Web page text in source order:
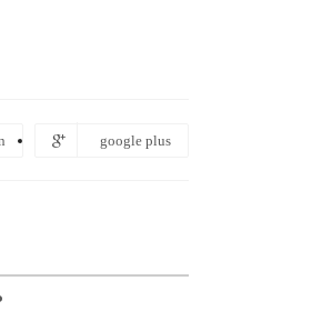
google plus